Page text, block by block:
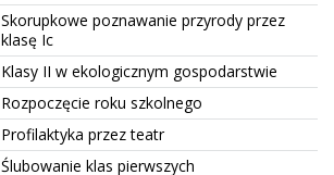
Skorupkowe poznawanie przyrody przez
klasę Ic
Klasy II w ekologicznym gospodarstwie
Rozpoczęcie roku szkolnego
Profilaktyka przez teatr
Ślubowanie klas pierwszych